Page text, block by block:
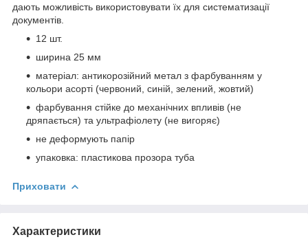
дають можливість використовувати їх для систематизації
документів.
12 шт.
ширина 25 мм
матеріал: антикорозійний метал з фарбуванням у
кольори асорті (червоний, синій, зелений, жовтий)
фарбування стійке до механічних впливів (не
дряпається) та ультрафіолету (не вигоряє)
не деформують папір
упаковка: пластикова прозора туба
Приховати
Характеристики